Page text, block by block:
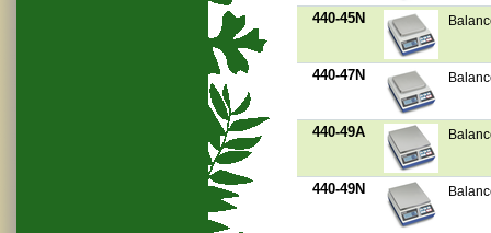
440-45N
440-47N
440-49A
440-49N